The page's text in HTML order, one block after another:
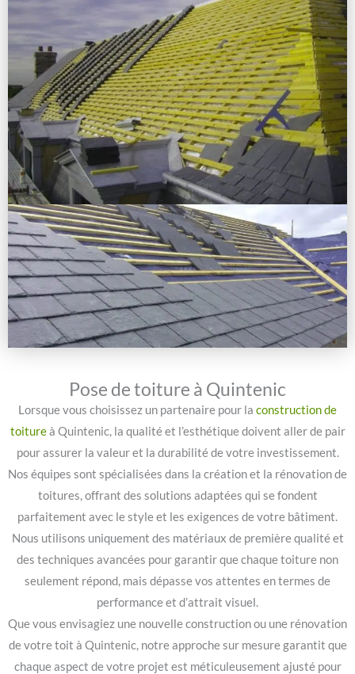
Pose de toiture à Quintenic
Lorsque vous choisissez un partenaire pour la construction de
toitureà Quintenic, la qualité et l’esthétique doivent aller de pair
pour assurer la valeur et la durabilité de votre investissement.
Nos équipes sont spécialisées dans la création et la rénovation de
toitures, offrant des solutions adaptées qui se fondent
parfaitement avec le style et les exigences de votre bâtiment.
Nous utilisons uniquement des matériaux de première qualité et
des techniques avancées pour garantir que chaque toiture non
seulement répond, mais dépasse vos attentes en termes de
performance et d’attrait visuel.
Que vous envisagiez une nouvelle construction ou une rénovation
de votre toit à Quintenic, notre approche sur mesure garantit que
chaque aspect de votre projet est méticuleusement ajusté pour